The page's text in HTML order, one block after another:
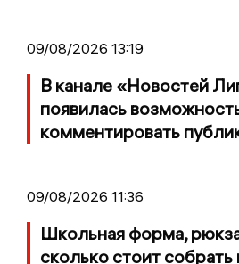
09/08/2026 13:19
В канале «Новостей
появилась
комментировать
09/08/2026 11:36
Школьная форма,
сколько стоит